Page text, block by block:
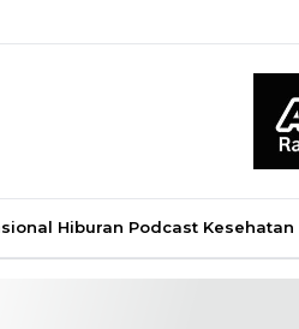
Hiburan Podcast Kesehatan